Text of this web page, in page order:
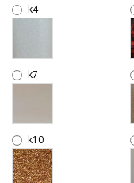
k4
k7
k10